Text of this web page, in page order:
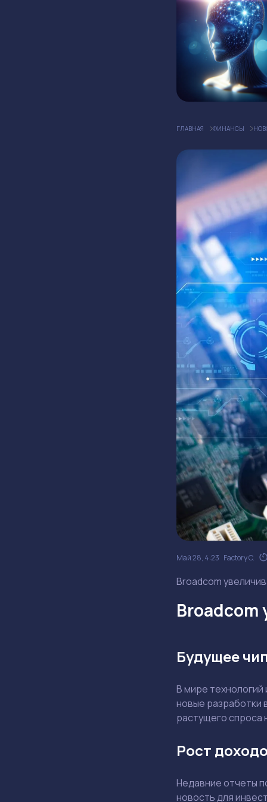
ГЛАВНАЯ ФИНАНСЫ
Май 28, 4:23 Factory C.
Broadcom
Broadcom
Будущее
В мире технологий
новые разработки
растущего спроса
Рост
Недавние отчеты
новость для